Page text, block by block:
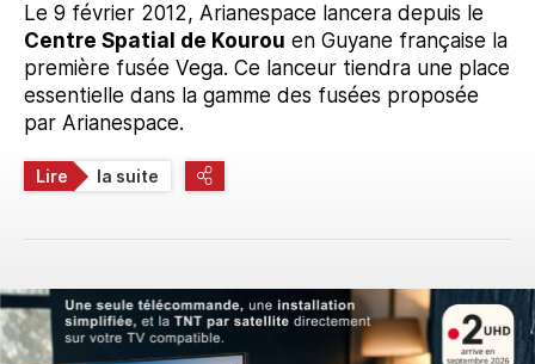
Le 9 février 2012, Arianespace lancera depuis le
Centre Spatial de Kourou en Guyane française la
première fusée Vega. Ce lanceur tiendra une place
essentielle dans la gamme des fusées proposée
par Arianespace.
Lire la suite